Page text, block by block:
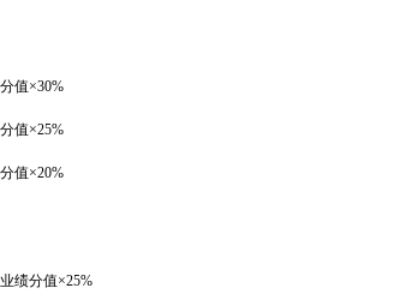
值×30%
值×25%
值×20%
绩分值×25%